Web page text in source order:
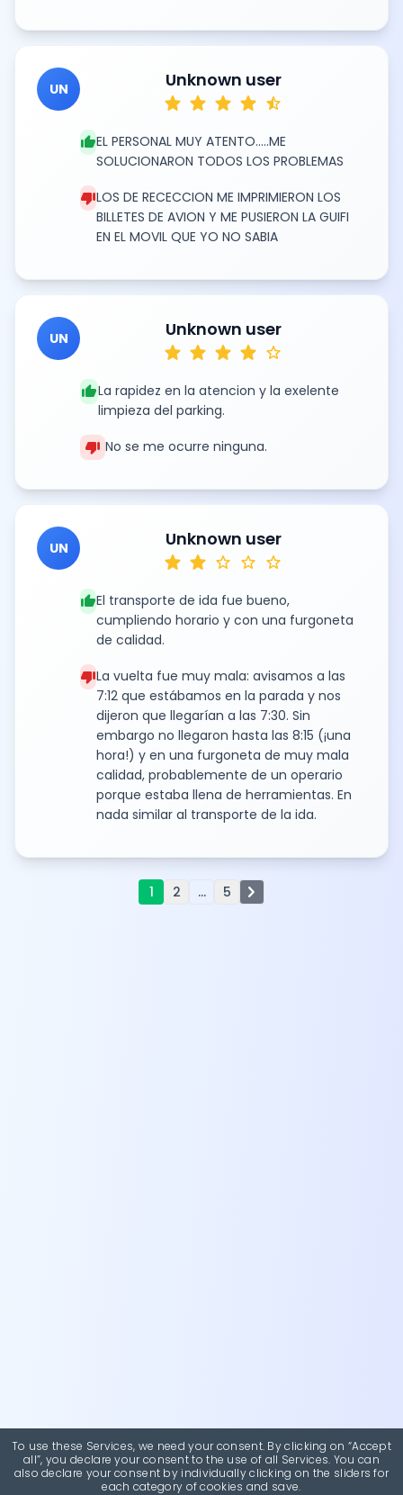
To use these Services, we need your consent. By clicking on “Accept
all”, you declare your consent to the use of all Services. You can
also declare your consent by individually clicking on the sliders for
each category of cookies and save.
UN Unknown user
star star star star star_half
thumb_upEL PERSONAL MUY ATENTO.....ME
SOLUCIONARON TODOS LOS PROBLEMAS
thumb_downLOS DE RECECCION ME IMPRIMIERON LOS
BILLETES DE AVION Y ME PUSIERON LA GUIFI
EN EL MOVIL QUE YO NO SABIA
UN Unknown user
star star star star star
thumb_upLa rapidez en la atencion y la exelente
limpieza del parking.
thumb_down No se me ocurre ninguna.
UN Unknown user
star star star star star
thumb_upEl transporte de ida fue bueno,
cumpliendo horario y con una furgoneta
de calidad.
thumb_downLa vuelta fue muy mala: avisamos a las
7:12 que estábamos en la parada y nos
dijeron que llegarían a las 7:30. Sin
embargo no llegaron hasta las 8:15 (¡una
hora!) y en una furgoneta de muy mala
calidad, probablemente de un operario
porque estaba llena de herramientas. En
nada similar al transporte de la ida.
1 2 ... 5 chevron_right